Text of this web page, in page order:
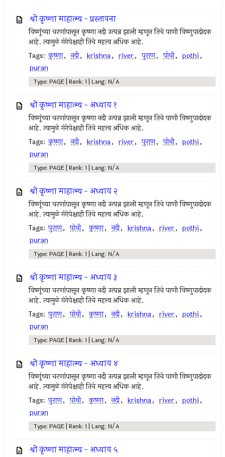
श्री कृष्णा माहात्म्य - प्रस्तावना
विष्णूंच्या चरणांपासून कृष्णा नदी उत्पन्न झाली म्हणून तिचे पाणी विष्णुपादोदक
आहे. त्यामुळे गंगेपेक्षाही तिचे महत्त्व अधिक आहे.
Tags: कृष्णा, नदी, krishna, river, पुराण, पोथी, pothi,
puran
Type: PAGE | Rank: 1 | Lang: N/A
श्री कृष्णा माहात्म्य - अध्याय १
विष्णूंच्या चरणांपासून कृष्णा नदी उत्पन्न झाली म्हणून तिचे पाणी विष्णुपादोदक
आहे. त्यामुळे गंगेपेक्षाही तिचे महत्त्व अधिक आहे.
Tags: कृष्णा, नदी, krishna, river, पुराण, पोथी, pothi,
puran
Type: PAGE | Rank: 1 | Lang: N/A
श्री कृष्णा माहात्म्य - अध्याय २
विष्णूंच्या चरणांपासून कृष्णा नदी उत्पन्न झाली म्हणून तिचे पाणी विष्णुपादोदक
आहे. त्यामुळे गंगेपेक्षाही तिचे महत्त्व अधिक आहे.
Tags: पुराण, पोथी, कृष्णा, नदी, krishna, river, pothi,
puran
Type: PAGE | Rank: 1 | Lang: N/A
श्री कृष्णा माहात्म्य - अध्याय ३
विष्णूंच्या चरणांपासून कृष्णा नदी उत्पन्न झाली म्हणून तिचे पाणी विष्णुपादोदक
आहे. त्यामुळे गंगेपेक्षाही तिचे महत्त्व अधिक आहे.
Tags: पुराण, पोथी, कृष्णा, नदी, krishna, river, pothi,
puran
Type: PAGE | Rank: 1 | Lang: N/A
श्री कृष्णा माहात्म्य - अध्याय ४
विष्णूंच्या चरणांपासून कृष्णा नदी उत्पन्न झाली म्हणून तिचे पाणी विष्णुपादोदक
आहे. त्यामुळे गंगेपेक्षाही तिचे महत्त्व अधिक आहे.
Tags: पुराण, पोथी, कृष्णा, नदी, krishna, river, pothi,
puran
Type: PAGE | Rank: 1 | Lang: N/A
श्री कृष्णा माहात्म्य - अध्याय ५